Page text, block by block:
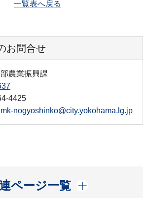
一覧表へ戻る
お問合せ
農業振興課
4425
mk-nogyoshinko@city.yokohama.lg.jp
ページ一覧
開く